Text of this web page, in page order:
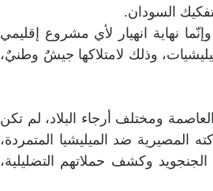
السودان.
نهاية انهيار لأي مشروع إقليمي
وذلك لامتلاكها جيشٌ وطنيٌ،
ومختلف أرجاء البلاد، لم تكن
المصيرية ضد الميليشيا المتمردة،
وكشف حملاتهم التضليلية،